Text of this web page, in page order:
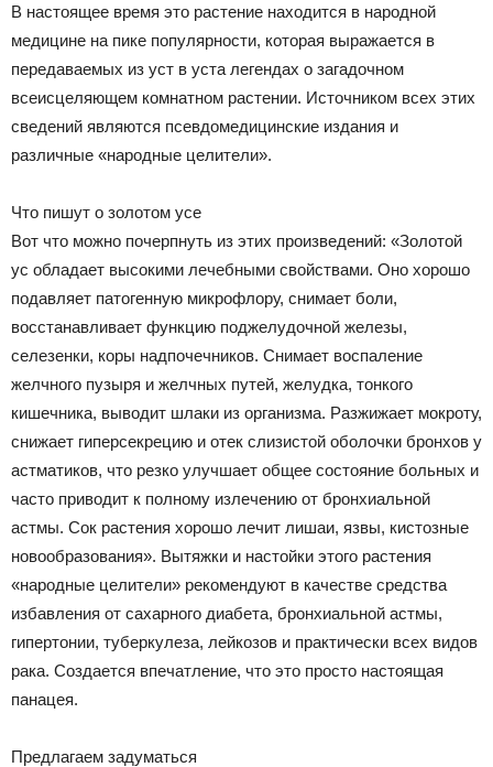
В настоящее время это растение находится в народной
медицине на пике популярности, которая выражается в
передаваемых из уст в уста легендах о загадочном
всеисцеляющем комнатном растении. Источником всех этих
сведений являются псевдомедицинские издания и
различные «народные целители».
Что пишут о золотом усе
Вот что можно почерпнуть из этих произведений: «Золотой
ус обладает высокими лечебными свойствами. Оно хорошо
подавляет патогенную микрофлору, снимает боли,
восстанавливает функцию поджелудочной железы,
селезенки, коры надпочечников. Снимает воспаление
желчного пузыря и желчных путей, желудка, тонкого
кишечника, выводит шлаки из организма. Разжижает мокроту,
снижает гиперсекрецию и отек слизистой оболочки бронхов у
астматиков, что резко улучшает общее состояние больных и
часто приводит к полному излечению от бронхиальной
астмы. Сок растения хорошо лечит лишаи, язвы, кистозные
новообразования». Вытяжки и настойки этого растения
«народные целители» рекомендуют в качестве средства
избавления от сахарного диабета, бронхиальной астмы,
гипертонии, туберкулеза, лейкозов и практически всех видов
рака. Создается впечатление, что это просто настоящая
панацея.
Предлагаем задуматься